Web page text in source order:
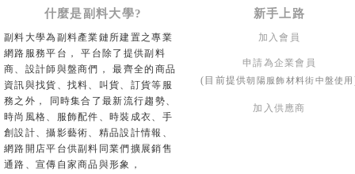
什麼是副料大學? 新手上路
副料大學為副料產業鏈所建置之專業
網路服務平台， 平台除了提供副料
商、設計師與盤商們， 最齊全的商品
資訊與找貨、找料、叫貨、訂貨等服
務之外， 同時集合了最新流行趨勢、
時尚風格、服飾配件、時裝成衣、手
創設計、攝影藝術、精品設計情報、
網路開店平台供副料同業們擴展銷售
通路、宣傳自家商品與形象，
加入會員
申請為企業會員
(目前提供朝陽服飾材料街中盤使用
加入供應商